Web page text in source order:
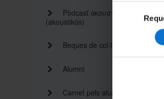
consentiment
Pòdcast ἀκουστικός
(akoustikós)
Beques de col·laboració
Alumni
Carnet pels alumnes i personal